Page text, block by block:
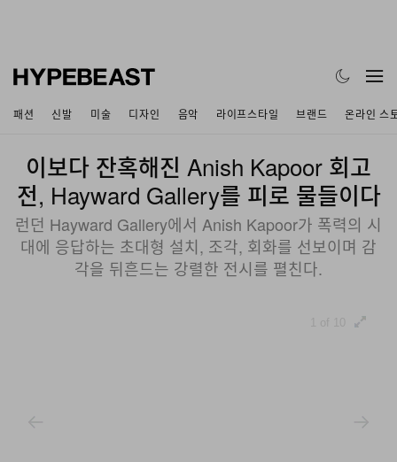
패션 신발 미술 디자인 음악 라이프스타일 브랜드 온라인 스
이보다 잔혹해진 Anish Kapoor 회고
전, Hayward Gallery를 피로 물들이다
런던 Hayward Gallery에서 Anish Kapoor가 폭력의 시
대에 응답하는 초대형 설치, 조각, 회화를 선보이며 감
각을 뒤흔드는 강렬한 전시를 펼친다.